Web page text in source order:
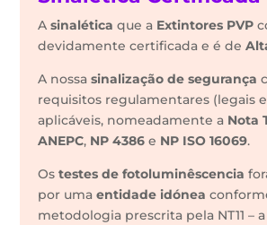
Asinalética que a Extintores PVP
devidamente certificada e é de
A nossasinalização de segurança
requisitos regulamentares (legais
aplicáveis, nomeadamente a Nota
ANEPC, NP 4386 e NP ISO 16069.
Ostestes de fotoluminêscencia
por umaentidade idónea
metodologia prescrita pela NT11 –